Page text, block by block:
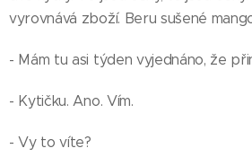
vyrovnává zboží. Beru sušené
- Mám tu asi týden vyjednáno, že
- Kytičku. Ano. Vím.
- Vy to víte?